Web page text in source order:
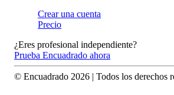
Crear una cuenta
Precio
¿Eres profesional independiente?
Prueba Encuadrado ahora
© Encuadrado 2026 | Todos los derechos